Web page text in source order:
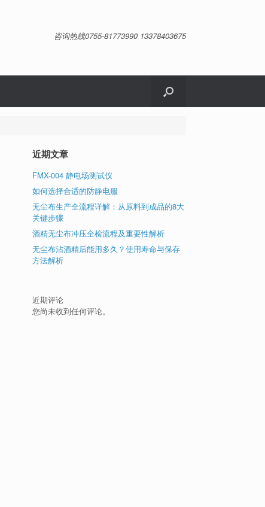
咨询热线0755-81773990 13378403675
近期文章
FMX-004 静电场测试仪
如何选择合适的防静电服
无尘布生产全流程详解：从原料到成品的8大
关键步骤
酒精无尘布冲压全检流程及重要性解析
无尘布沾酒精后能用多久？使用寿命与保存
方法解析
近期评论
您尚未收到任何评论。